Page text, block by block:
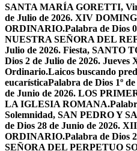
SANTA MARÍA GORETTI,
de Julio de 2026. XIV
ORDINARIO.Palabra de Dios
NUESTRA SEÑORA DEL
Julio de 2026. Fiesta, SANTO
Dios 2 de Julio de 2026.
Ordinario.Laicos buscando
eucarísticaPalabra de Dios 1º
de Junio de 2026. LOS
LA IGLESIA ROMANA.
Solemnidad, SAN PEDRO Y
de Dios 28 de Junio de 2026.
ORDINARIO.Palabra de Dios
SEÑORA DEL PERPETUO